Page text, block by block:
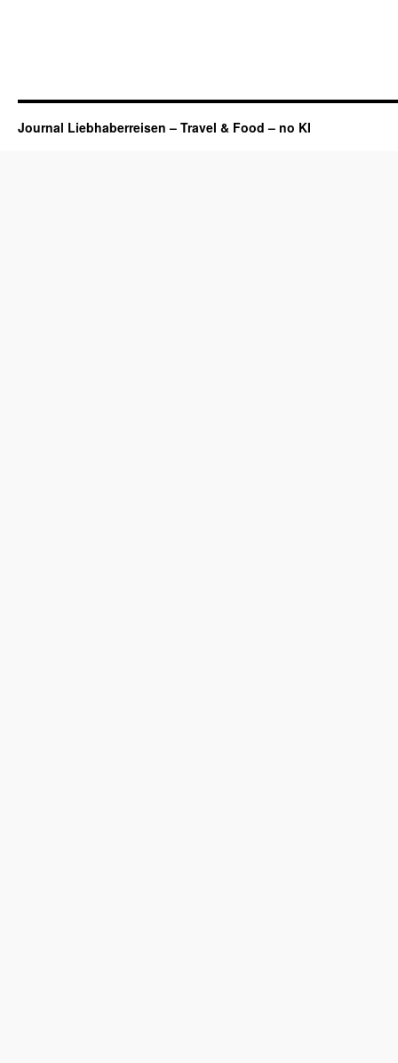
Journal Liebhaberreisen – Travel & Food – no KI